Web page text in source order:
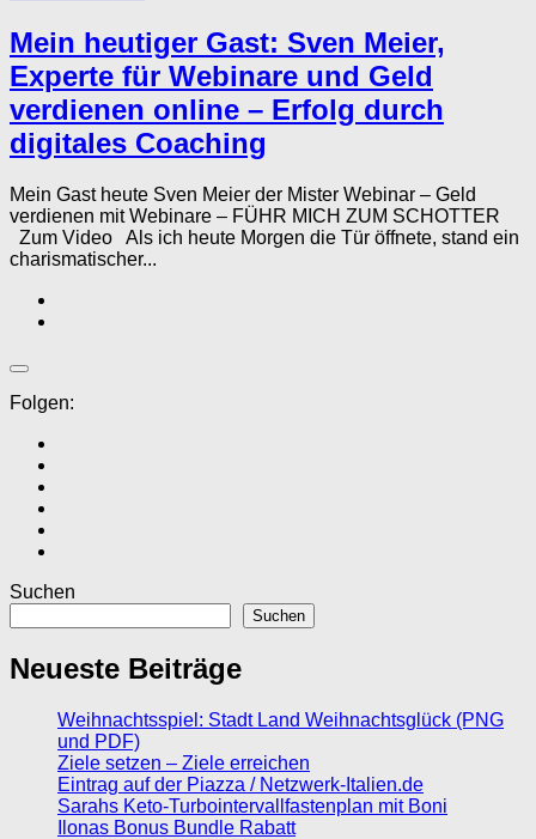
Mein heutiger Gast: Sven Meier,
Experte für Webinare und Geld
verdienen online – Erfolg durch
digitales Coaching
Mein Gast heute Sven Meier der Mister Webinar – Geld
verdienen mit Webinare – FÜHR MICH ZUM SCHOTTER
Zum Video Als ich heute Morgen die Tür öffnete, stand ein
charismatischer...
Folgen:
Suchen
Suchen
Neueste Beiträge
Weihnachtsspiel: Stadt Land Weihnachtsglück (PNG
und PDF)
Ziele setzen – Ziele erreichen
Eintrag auf der Piazza / Netzwerk-Italien.de
Sarahs Keto-Turbointervallfastenplan mit Boni
Ilonas Bonus Bundle Rabatt